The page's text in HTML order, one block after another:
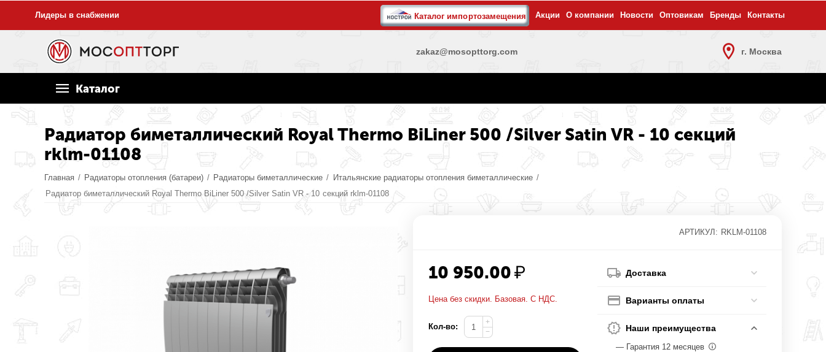
Лидеры в снабжении Каталог импортозамещения Акции О компании Новости Оптовикам Бренды Контакты
zakaz@mosopttorg.com г. Москва
Каталог
Радиатор биметаллический Royal Thermo BiLiner 500 /Silver Satin VR - 10 секций
rklm-01108
Главная / Радиаторы отопления (батареи) / Радиаторы биметаллические / Итальянские радиаторы отопления биметаллические /
Радиатор биметаллический Royal Thermo BiLiner 500 /Silver Satin VR - 10 секций rklm-01108
АРТИКУЛ: RKLM-01108
10 950.00₽
Цена без скидки. Базовая. С НДС.
Кол-во:
+
−
Доставка
Варианты оплаты
Наши преимущества
— Гарантия 12 месяцев